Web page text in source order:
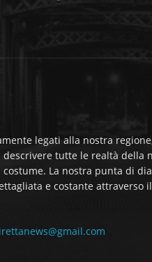
legati alla nostra
descrivere tutte le realtà della
La nostra punta di
e costante attraverso